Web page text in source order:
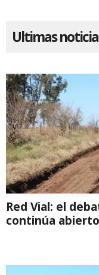
Ultimas
Red Vial: el
continúa abierto